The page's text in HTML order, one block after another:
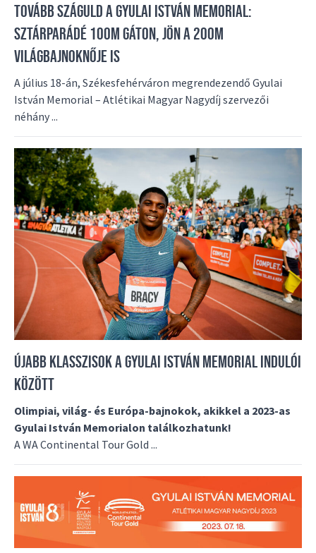
TOVÁBB SZÁGULD A GYULAI ISTVÁN MEMORIAL:
SZTÁRPARÁDÉ 100M GÁTON, JÖN A 200M
VILÁGBAJNOKNŐJE IS
A július 18-án, Székesfehérváron megrendezendő Gyulai
István Memorial – Atlétikai Magyar Nagydíj szervezői
néhány ...
ÚJABB KLASSZISOK A GYULAI ISTVÁN MEMORIAL INDULÓI
KÖZÖTT
Olimpiai, világ- és Európa-bajnokok, akikkel a 2023-as
Gyulai István Memorialon találkozhatunk!
A WA Continental Tour Gold ...